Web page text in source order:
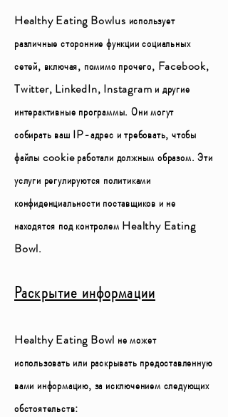
Healthy Eating Bowlus использует
различные сторонние функции социальных
сетей, включая, помимо прочего, Facebook,
Twitter, LinkedIn, Instagram и другие
интерактивные программы. Они могут
собирать ваш IP-адрес и требовать, чтобы
файлы cookie работали должным образом. Эти
услуги регулируются политиками
конфиденциальности поставщиков и не
находятся под контролем Healthy Eating
Bowl.
Раскрытие информации
Healthy Eating Bowl не может
использовать или раскрывать предоставленную
вами информацию, за исключением следующих
обстоятельств: